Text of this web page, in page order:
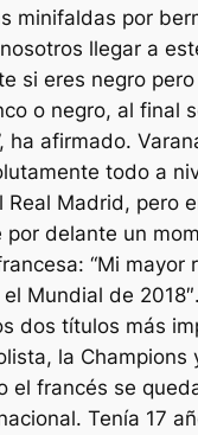
minifaldas por
llegar a
si eres negro
o negro, al final
ha afirmado.
todo a
Real Madrid, pero
por delante un
“Mi mayor
Mundial de
dos títulos más
la Champions
el francés se
Tenía 17